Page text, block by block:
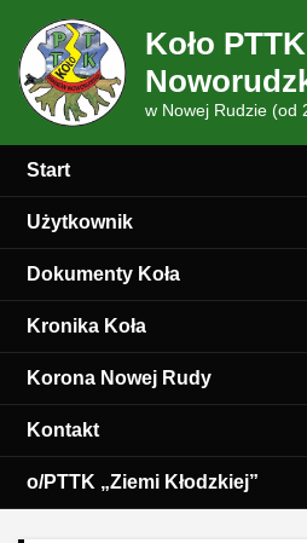
Koło
w Nowej Rudzie (od
Start
Użytkownik
Dokumenty Koła
Kronika Koła
Korona Nowej Rudy
Kontakt
o/PTTK „Ziemi Kłodzkiej”